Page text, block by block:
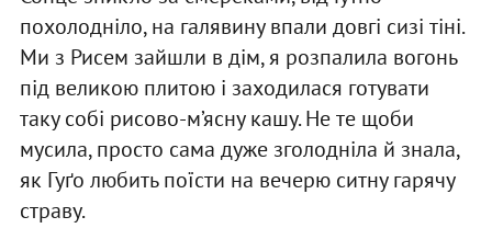
похолодніло, на галявину впали довгі сизі тіні.
Ми з Рисем зайшли в дім, я розпалила вогонь
під великою плитою і заходилася готувати
таку собі рисово-м’ясну кашу. Не те щоби
мусила, просто сама дуже зголодніла й знала,
як Гуґо любить поїсти на вечерю ситну гарячу
страву.